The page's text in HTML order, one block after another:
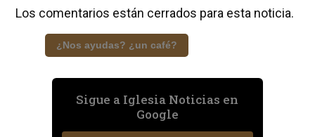
Los comentarios están cerrados para esta noticia.
¿Nos ayudas? ¿un café?
Sigue a Iglesia Noticias en
Google